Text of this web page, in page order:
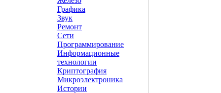
Графика
Звук
Ремонт
Сети
Программирование
Информационные
технологии
Криптография
Микроэлектроника
Истории